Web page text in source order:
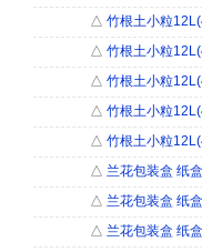
△ 竹根土小粒
△ 竹根土小粒
△ 竹根土小粒
△ 竹根土小粒
△ 竹根土小粒
△ 兰花包装盒 纸
△ 兰花包装盒 纸
△ 兰花包装盒 纸